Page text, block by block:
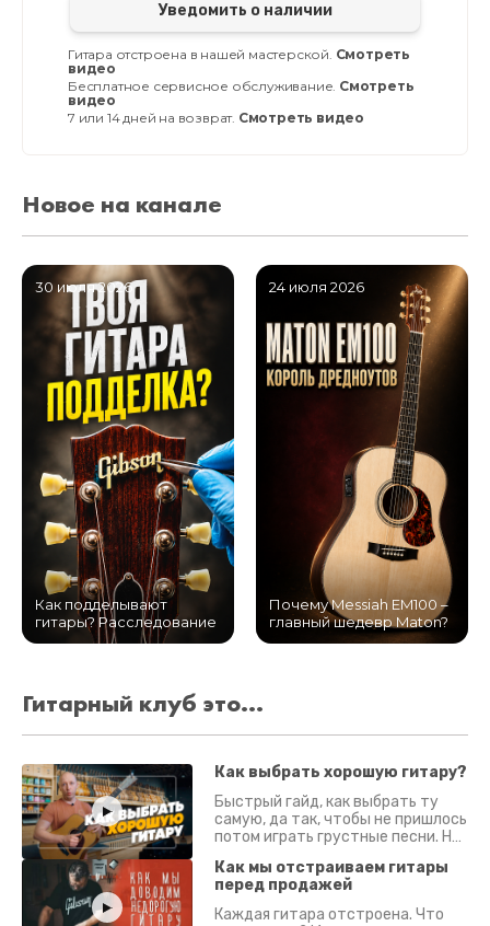
Уведомить о наличии
Гитара отстроена в нашей мастерской. Смотреть
видео
Бесплатное сервисное обслуживание. Смотреть
видео
7 или 14 дней на возврат. Смотреть видео
Новое на канале
30 июля 2026
Как подделывают
гитары? Расследование
24 июля 2026
Почему Messiah EM100 –
главный шедевр Maton?
Гитарный клуб это...
Как выбрать хорошую гитару?
Быстрый гайд, как выбрать ту
самую, да так, чтобы не пришлось
потом играть грустные песни. На
Как мы отстраиваем гитары
перед продажей
Каждая гитара отстроена. Что